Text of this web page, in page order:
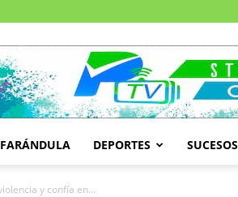
FARÁNDULA DEPORTES SUCESOS
y confía en...